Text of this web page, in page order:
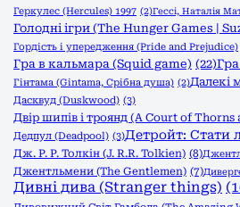
Геркулес (Hercules) 1997 (2)Гессі, Наталія
Голодні ігри (The Hunger Games |
Гордість і упередження (Pride and Prejudice)
Гра в кальмара (Squid game) (22)
Гінтама (Gintama, Срібна душа) (2)Далекі
Дасквуд (Duskwood) (3)
Двір шипів і троянд (A Court of Thorns
Дедпул (Deadpool) (3)Детройт: Стати
Дж. Р. Р. Толкін (J. R.R. Tolkien) (8)
Джентльмени (The Gentlemen) (7)
Дивні дива (Stranger things)